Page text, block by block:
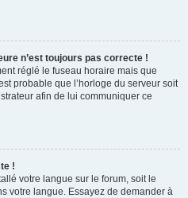
n’est toujours pas correcte !
réglé le fuseau horaire mais que
probable que l’horloge du serveur soit
afin de lui communiquer ce
!
votre langue sur le forum, soit le
votre langue. Essayez de demander à